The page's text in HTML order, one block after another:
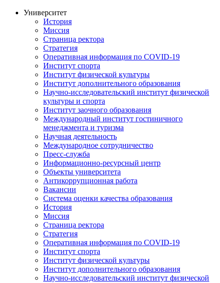
Университет
История
Миссия
Страница ректора
Стратегия
Оперативная информация по COVID-19
Институт спорта
Институт физической культуры
Институт дополнительного образования
Научно-исследовательский институт физической
культуры и спорта
Институт заочного образования
Международный институт гостиничного
менеджмента и туризма
Научная деятельность
Международное сотрудничество
Пресс-служба
Информационно-ресурсный центр
Объекты университета
Антикоррупционная работа
Вакансии
Система оценки качества образования
История
Миссия
Страница ректора
Стратегия
Оперативная информация по COVID-19
Институт спорта
Институт физической культуры
Институт дополнительного образования
Научно-исследовательский институт физической